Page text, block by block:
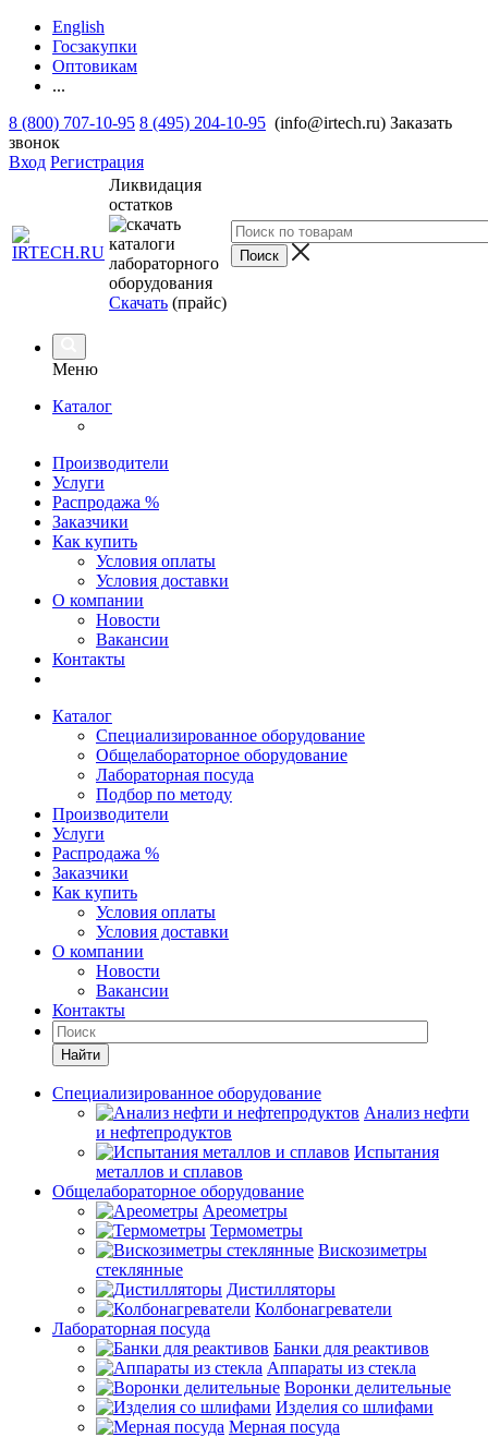
English
Госзакупки
Оптовикам
...
8 (800) 707-10-95 8 (495) 204-10-95 (info@irtech.ru) Заказать
звонок
Вход Регистрация
Ликвидация
остатков
Скачать (прайс)
Меню
Каталог
Производители
Услуги
Распродажа %
Заказчики
Как купить
Условия оплаты
Условия доставки
О компании
Новости
Вакансии
Контакты
Каталог
Специализированное оборудование
Общелабораторное оборудование
Лабораторная посуда
Подбор по методу
Производители
Услуги
Распродажа %
Заказчики
Как купить
Условия оплаты
Условия доставки
О компании
Новости
Вакансии
Контакты
Найти
Специализированное оборудование
Анализ нефти
и нефтепродуктов
Испытания
металлов и сплавов
Общелабораторное оборудование
Ареометры
Термометры
Вискозиметры
стеклянные
Дистилляторы
Колбонагреватели
Лабораторная посуда
Банки для реактивов
Аппараты из стекла
Воронки делительные
Изделия со шлифами
Мерная посуда